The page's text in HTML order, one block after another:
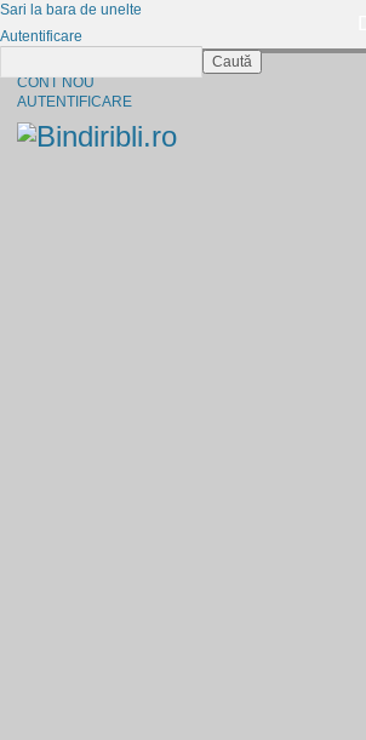
CONT NOU
AUTENTIFICARE
Sari la bara de unelte
Autentificare
Caută